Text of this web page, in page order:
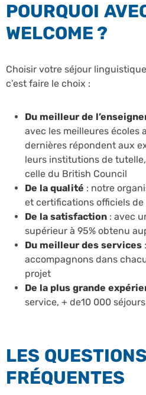
POURQUOI
WELCOME ?
Choisir votre séjour linguistique
c’est faire le choix :
Du meilleur de
avec les meilleures écoles
dernières répondent aux
leurs institutions de
celle du British Council
De la qualité : notre
et certifications officiels de
De la satisfaction : avec
supérieur à 95% obtenu
Du meilleur des services
accompagnons dans
projet
De la plus grande
service, + de10 000
LES QUESTIONS
FRÉQUENTES